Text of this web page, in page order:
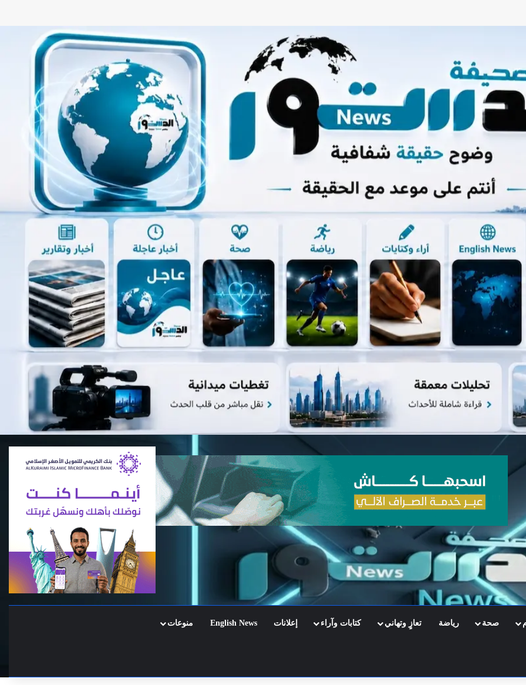
صحة رياضة تعازٍ وتهاني كتابات وآراء إعلانات English News منوعات